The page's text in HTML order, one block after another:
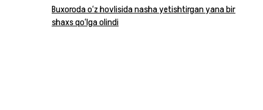
Buxoroda o‘z hovlisida nasha yetishtirgan yana bir
shaxs qo‘lga olindi